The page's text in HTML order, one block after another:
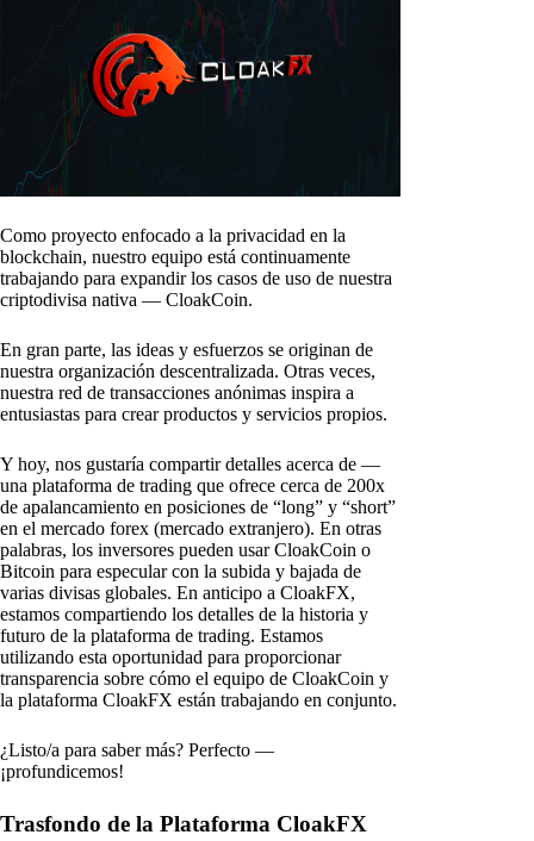
Como proyecto enfocado a la privacidad en la
blockchain, nuestro equipo está continuamente
trabajando para expandir los casos de uso de nuestra
criptodivisa nativa — CloakCoin.
En gran parte, las ideas y esfuerzos se originan de
nuestra organización descentralizada. Otras veces,
nuestra red de transacciones anónimas inspira a
entusiastas para crear productos y servicios propios.
Y hoy, nos gustaría compartir detalles acerca de —
una plataforma de trading que ofrece cerca de 200x
de apalancamiento en posiciones de “long” y “short”
en el mercado forex (mercado extranjero). En otras
palabras, los inversores pueden usar CloakCoin o
Bitcoin para especular con la subida y bajada de
varias divisas globales. En anticipo a CloakFX,
estamos compartiendo los detalles de la historia y
futuro de la plataforma de trading. Estamos
utilizando esta oportunidad para proporcionar
transparencia sobre cómo el equipo de CloakCoin y
la plataforma CloakFX están trabajando en conjunto.
¿Listo/a para saber más? Perfecto —
¡profundicemos!
Trasfondo de la Plataforma CloakFX